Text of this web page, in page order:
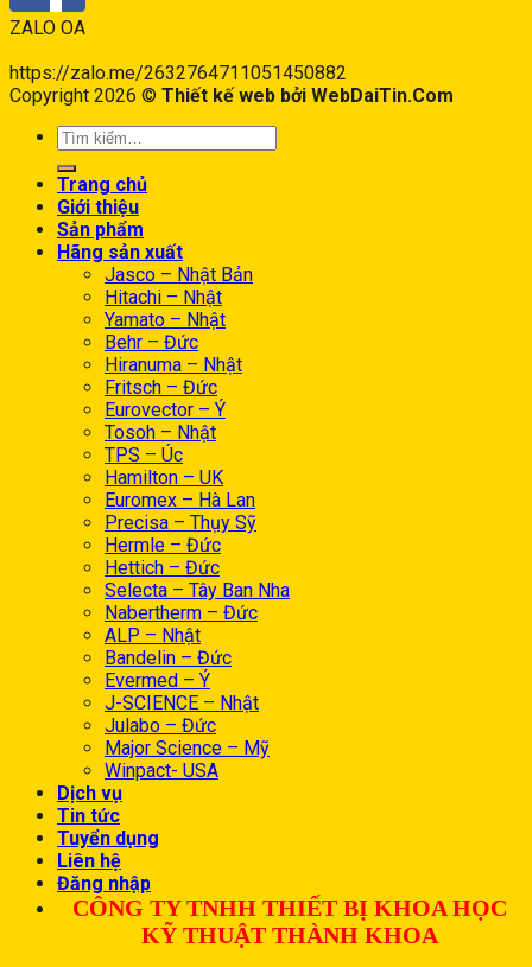
ZALO OA
https://zalo.me/2632764711051450882
Copyright 2026 © Thiết kế web bởi WebDaiTin.Com
Trang chủ
Giới thiệu
Sản phẩm
Hãng sản xuất
Jasco – Nhật Bản
Hitachi – Nhật
Yamato – Nhật
Behr – Đức
Hiranuma – Nhật
Fritsch – Đức
Eurovector – Ý
Tosoh – Nhật
TPS – Úc
Hamilton – UK
Euromex – Hà Lan
Precisa – Thụy Sỹ
Hermle – Đức
Hettich – Đức
Selecta – Tây Ban Nha
Nabertherm – Đức
ALP – Nhật
Bandelin – Đức
Evermed – Ý
J-SCIENCE – Nhật
Julabo – Đức
Major Science – Mỹ
Winpact- USA
Dịch vụ
Tin tức
Tuyển dụng
Liên hệ
Đăng nhập
CÔNG TY TNHH THIẾT BỊ KHOA HỌC
KỸ THUẬT THÀNH KHOA